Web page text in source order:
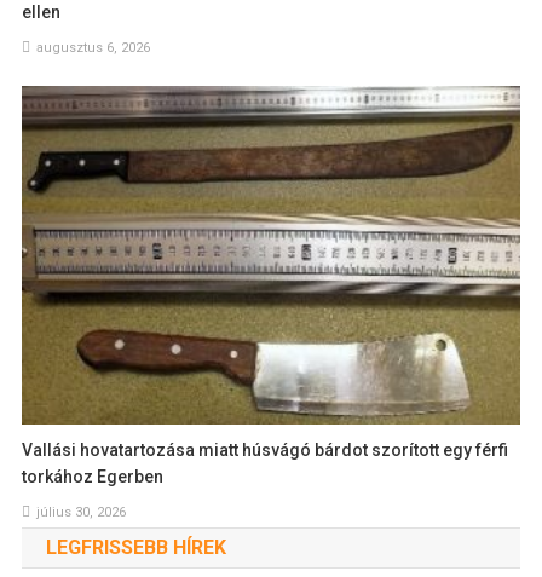
ellen
augusztus 6, 2026
Vallási hovatartozása miatt húsvágó bárdot szorított egy férfi
torkához Egerben
július 30, 2026
LEGFRISSEBB HÍREK